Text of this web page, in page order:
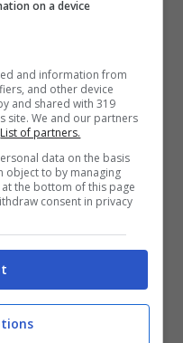
fatto
E lo fa ai
dice pentito di
avere ceduto ai
avrebbe provato
lo stesso con i
scelte dalla
reale
on a device
and information from
and other device
and shared with 319
site. We and our partners
List of partners.
data on the basis
object to by managing
the bottom of this page
consent in privacy